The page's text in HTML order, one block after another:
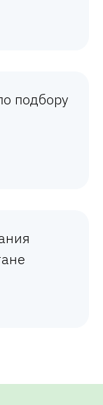
подбору